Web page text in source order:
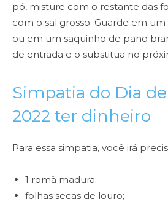
pó, misture com o restante das
com o sal grosso. Guarde em
ou em um saquinho de pano
de entrada e o substitua no
Simpatia do Dia
2022 ter dinheiro
Para essa simpatia, você irá
1 romã madura;
folhas secas de louro;